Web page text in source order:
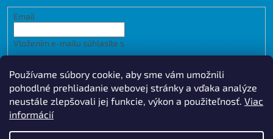
Používame súbory cookie, aby sme vám umožnili
pohodlné prehliadanie webovej stránky a vďaka analýze
neustále zlepšovali jej funkcie, výkon a použiteľnosť. Viac
informácií
Email
Vložením e-mailu súhlasíte s
údajov
PRIHLÁSIŤ SA